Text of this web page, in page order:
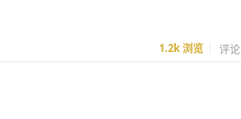
1.2k浏览 评论